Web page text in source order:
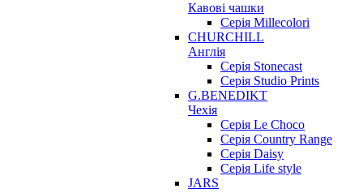
Кавові чашки
Серія Millecolori
CHURCHILL
Англія
Серія Stonecast
Серія Studio Prints
G.BENEDIKT
Чехія
Cерія Le Choco
Серія Country Range
Серія Daisy
Серія Life style
JARS